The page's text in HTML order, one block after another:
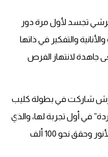
تجسد لأول مرة دور
والتفكير في ذاتها
جاهدة لانتهاز الفرص
شاركت في بطولة كليب
في أول تجربة لها، والذي
طُرح قبل 3 أيام عبر القناة الخاصة لأنور وحقق نحو 100 ألف